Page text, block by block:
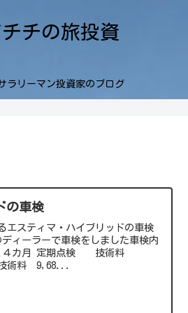
チの旅投資
ラリーマン投資家のブログ
の車検
エスティマ・ハイブリッドの車検
ィーラーで車検をしました車検内
２４カ月 定期点検 技術料
料 9,68...